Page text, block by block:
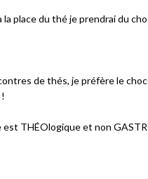
place du thé je prendrai du
de thés, je préfère le
THÉOlogique et non